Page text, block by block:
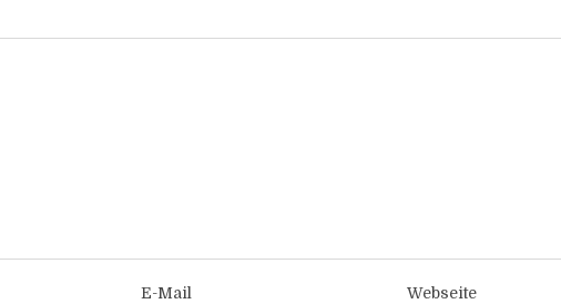
E-Mail Webseite